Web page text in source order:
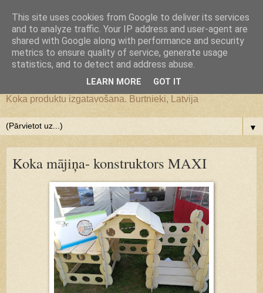
JS WoodMagic, koka lietu
darbnīca
Koka produktu izgatavošana. Burtnieki, Latvija
▼
Koka mājiņa- konstruktors MAXI
This site uses cookies from Google to deliver its services
and to analyze traffic. Your IP address and user-agent are
shared with Google along with performance and security
metrics to ensure quality of service, generate usage
statistics, and to detect and address abuse.
LEARN MORE GOT IT